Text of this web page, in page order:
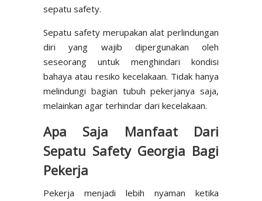
sepatu safety.
Sepatu safety merupakan alat perlindungan
diri yang wajib dipergunakan oleh
seseorang untuk menghindari kondisi
bahaya atau resiko kecelakaan. Tidak hanya
melindungi bagian tubuh pekerjanya saja,
melainkan agar terhindar dari kecelakaan.
Apa Saja Manfaat Dari
Sepatu Safety Georgia Bagi
Pekerja
Pekerja menjadi lebih nyaman ketika